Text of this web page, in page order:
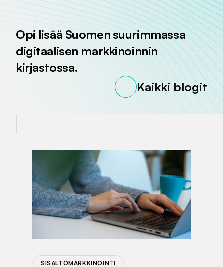
Opi lisää Suomen suurimmassa
digitaalisen markkinoinnin
kirjastossa.
Kaikki blogit
SISÄLTÖMARKKINOINTI